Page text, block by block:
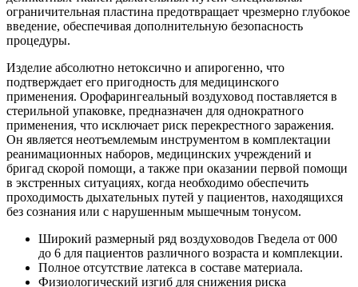
ограничительная пластина предотвращает чрезмерно глубокое
введение, обеспечивая дополнительную безопасность
процедуры.
Изделие абсолютно нетоксично и апирогенно, что
подтверждает его пригодность для медицинского
применения. Орофарингеальный воздуховод поставляется в
стерильной упаковке, предназначен для однократного
применения, что исключает риск перекрестного заражения.
Он является неотъемлемым инструментом в комплектации
реанимационных наборов, медицинских учреждений и
бригад скорой помощи, а также при оказании первой помощи
в экстренных ситуациях, когда необходимо обеспечить
проходимость дыхательных путей у пациентов, находящихся
без сознания или с нарушенным мышечным тонусом.
Широкий размерный ряд воздуховодов Гведела от 000
до 6 для пациентов различного возраста и комплекции.
Полное отсутствие латекса в составе материала.
Физиологический изгиб для снижения риска